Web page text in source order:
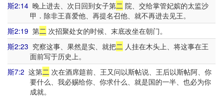
斯2:14 晚上进去、次日回到女子第二 院、交给掌管妃嫔的太监沙
甲．除非王喜爱他、再提名召他、就不再进去见王。
斯2:19 第二 次招聚处女的时候、末底改坐在朝门。
斯2:23 究察这事、果然是实、就把二 人挂在木头上、将这事在王
面前写于历史上。
斯7:2 这第二 次在酒席筵前、王又问以斯帖说、王后以斯帖阿、你
要什么、我必赐给你、你求什么、就是国的一半、也必为你
成就。